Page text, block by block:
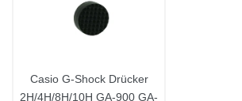
Casio G-Shock Drücker
2H/4H/8H/10H GA-900 GA-